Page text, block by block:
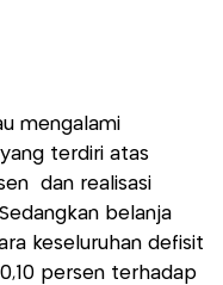
mengalami
terdiri atas
dan realisasi
belanja
keseluruhan defisit
persen terhadap